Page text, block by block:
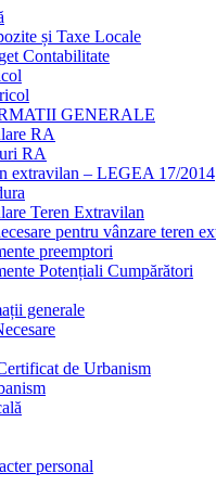
și Taxe Locale
Contabilitate
GENERALE
RA
RA
extravilan – LEGEA 17/2014
Teren Extravilan
pentru vânzare teren
preemptori
Potențiali Cumpărători
generale
de Urbanism
personal